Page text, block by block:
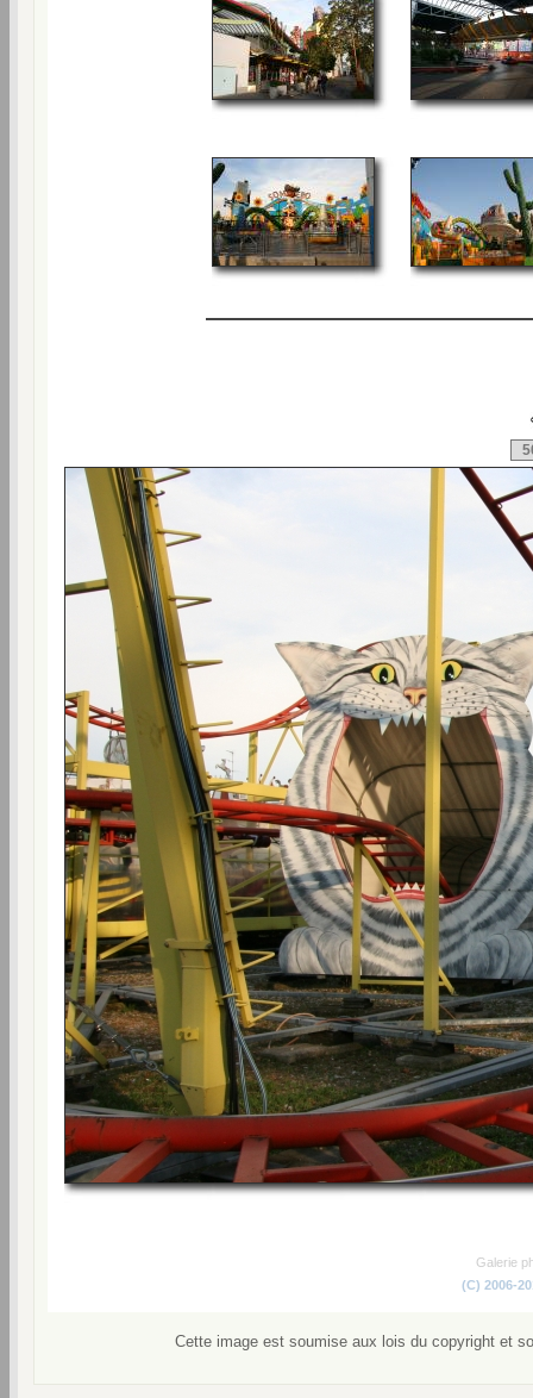
Galerie
(C) 2006-
Cette image est soumise aux lois du copyright et